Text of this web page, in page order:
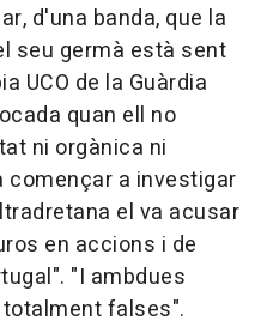
d'una banda, que la
seu germà està sent
UCO de la Guàrdia
quan ell no
ni orgànica ni
començar a investigar
el va acusar
en accions i de
"I ambdues
falses".